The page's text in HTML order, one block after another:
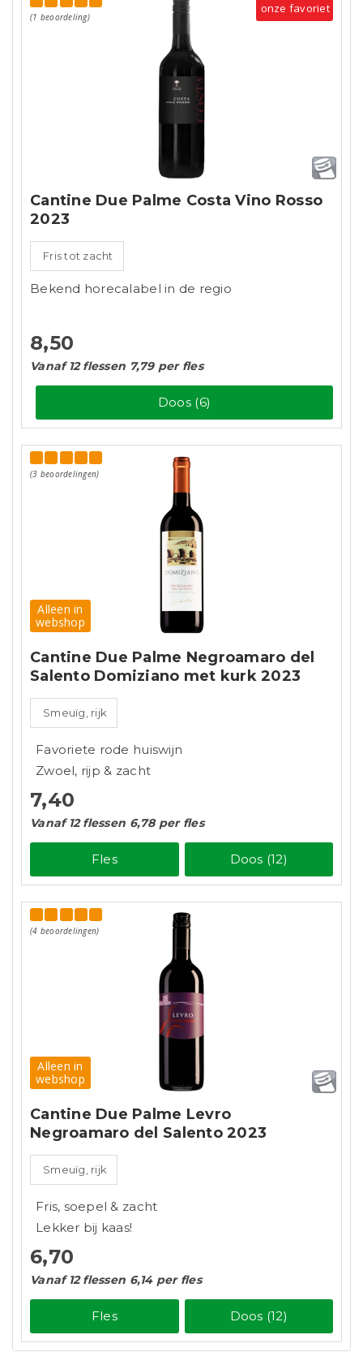
(1 beoordeling)
onze favoriet
Cantine Due Palme Costa Vino Rosso
2023
Fris tot zacht
Bekend horecalabel in de regio
8,50
Vanaf 12 flessen 7,79 per fles
Doos (6)
(3 beoordelingen)
Alleen in
webshop
Cantine Due Palme Negroamaro del
Salento Domiziano met kurk 2023
Smeuïg, rijk
Favoriete rode huiswijn
Zwoel, rijp & zacht
7,40
Vanaf 12 flessen 6,78 per fles
Fles Doos (12)
(4 beoordelingen)
Alleen in
webshop
Cantine Due Palme Levro
Negroamaro del Salento 2023
Smeuïg, rijk
Fris, soepel & zacht
Lekker bij kaas!
6,70
Vanaf 12 flessen 6,14 per fles
Fles Doos (12)